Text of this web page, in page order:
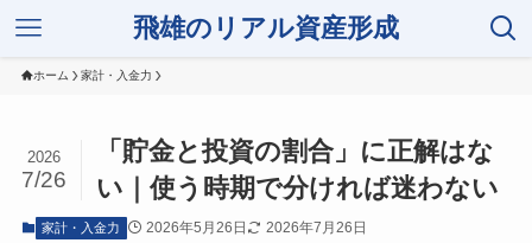
飛雄のリアル資産形成
ホーム 家計・入金力
「貯金と投資の割合」に正解はな
い｜使う時期で分ければ迷わない
2026
7/26
家計・入金力 2026年5月26日 2026年7月26日